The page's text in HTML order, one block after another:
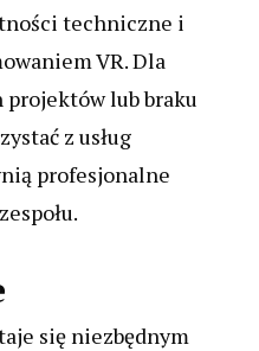
techniczne i
VR. Dla
lub braku
z usług
profesjonalne
się niezbędnym